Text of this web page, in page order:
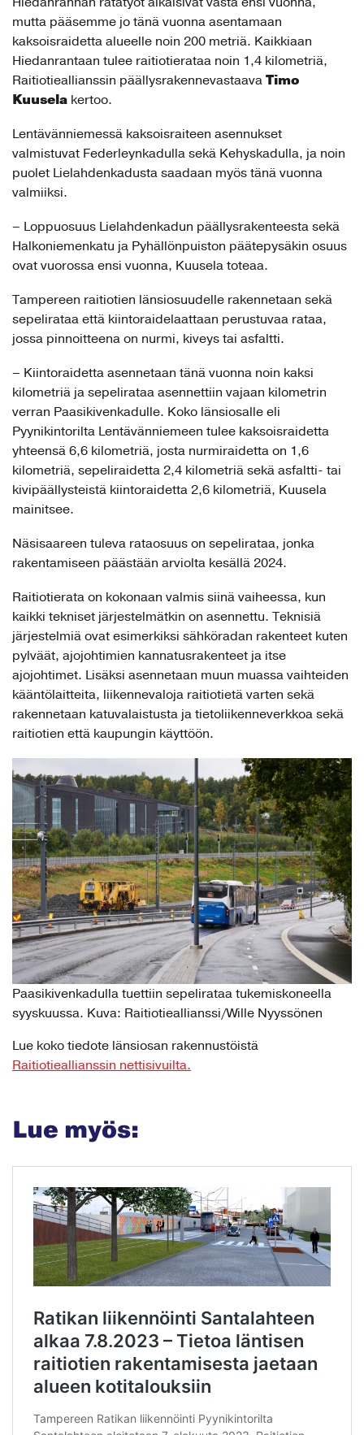
mutta pääsemme jo tänä vuonna asentamaan
kaksoisraidetta alueelle noin 200 metriä. Kaikkiaan
Hiedanrantaan tulee raitiotierataa noin 1,4 kilometriä,
Raitiotieallianssin päällysrakennevastaava Timo
Kuusela kertoo.
Lentävänniemessä kaksoisraiteen asennukset
valmistuvat Federleynkadulla sekä Kehyskadulla, ja noin
puolet Lielahdenkadusta saadaan myös tänä vuonna
valmiiksi.
– Loppuosuus Lielahdenkadun päällysrakenteesta sekä
Halkoniemenkatu ja Pyhällönpuiston päätepysäkin osuus
ovat vuorossa ensi vuonna, Kuusela toteaa.
Tampereen raitiotien länsiosuudelle rakennetaan sekä
sepelirataa että kiintoraidelaattaan perustuvaa rataa,
jossa pinnoitteena on nurmi, kiveys tai asfaltti.
– Kiintoraidetta asennetaan tänä vuonna noin kaksi
kilometriä ja sepelirataa asennettiin vajaan kilometrin
verran Paasikivenkadulle. Koko länsiosalle eli
Pyynikintorilta Lentävänniemeen tulee kaksoisraidetta
yhteensä 6,6 kilometriä, josta nurmiraidetta on 1,6
kilometriä, sepeliraidetta 2,4 kilometriä sekä asfaltti- tai
kivipäällysteistä kiintoraidetta 2,6 kilometriä, Kuusela
mainitsee.
Näsisaareen tuleva rataosuus on sepelirataa, jonka
rakentamiseen päästään arviolta kesällä 2024.
Raitiotierata on kokonaan valmis siinä vaiheessa, kun
kaikki tekniset järjestelmätkin on asennettu. Teknisiä
järjestelmiä ovat esimerkiksi sähköradan rakenteet kuten
pylväät, ajojohtimien kannatusrakenteet ja itse
ajojohtimet. Lisäksi asennetaan muun muassa vaihteiden
kääntölaitteita, liikennevaloja raitiotietä varten sekä
rakennetaan katuvalaistusta ja tietoliikenneverkkoa sekä
raitiotien että kaupungin käyttöön.
Paasikivenkadulla tuettiin sepelirataa tukemiskoneella
syyskuussa. Kuva: Raitiotieallianssi/Wille Nyyssönen
Lue koko tiedote länsiosan rakennustöistä
Raitiotieallianssin nettisivuilta.
Lue myös: